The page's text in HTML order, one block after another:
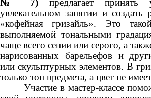
№ 7)предлагает принять
увлекательном занятии и создать
«кофейная гризайль». Это
выполняемой тональными
чаще всего сепии или серого, а
нарисованных барельефов и
или скульптурных элементов. В
только тон предмета, а цвет не
Участие в мастер-классе